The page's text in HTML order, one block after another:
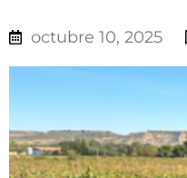
octubre 10, 2025